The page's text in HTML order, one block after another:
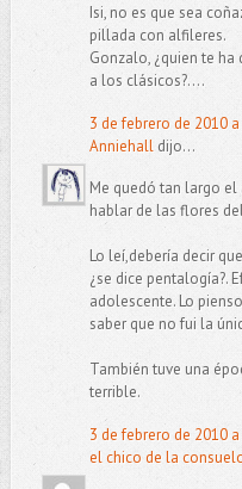
Isi, no es que sea
pillada con alfileres.
Gonzalo, ¿quien te
a los clásicos?....
3 de febrero de 2010
Anniehalldijo...
Me quedó tan largo
hablar de las flores
Lo leí,debería decir
¿se dice pentalogía?.
adolescente. Lo
saber que no fui la
También tuve una
terrible.
3 de febrero de 2010
el chico de la